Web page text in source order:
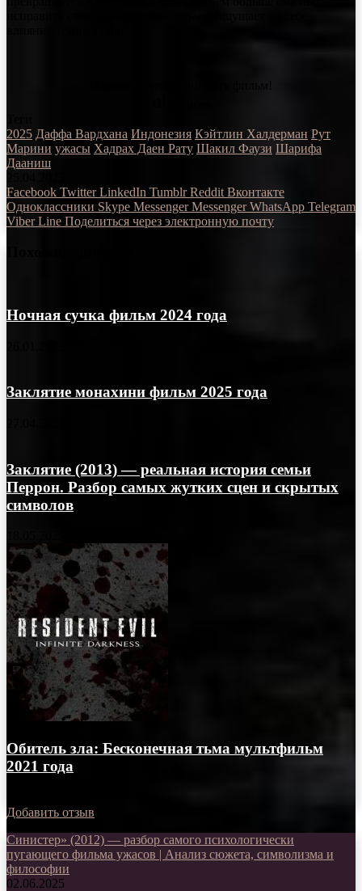
Нажмите, чтобы оценить фильм!
2025 Даффа Вардхана Индонезия Кэйтлин Халдерман Рут
Марини ужасы Хадрах Даен Рату Шакил Фаузи Шарифа
Дааниш
Facebook Twitter LinkedIn Tumblr Reddit Вконтакте
Одноклассники Skype Messenger Messenger WhatsApp Telegram
Viber Line Поделиться через электронную почту
Ночная сучка фильм 2024 года
Заклятие монахини фильм 2025 года
Заклятие (2013) — реальная история семьи
Перрон. Разбор самых жутких сцен и скрытых
символов
Обитель зла: Бесконечная тьма мультфильм
2021 года
Добавить отзыв
Синистер» (2012) — разбор самого психологически
пугающего фильма ужасов | Анализ сюжета, символизма и
философии
02.06.2025